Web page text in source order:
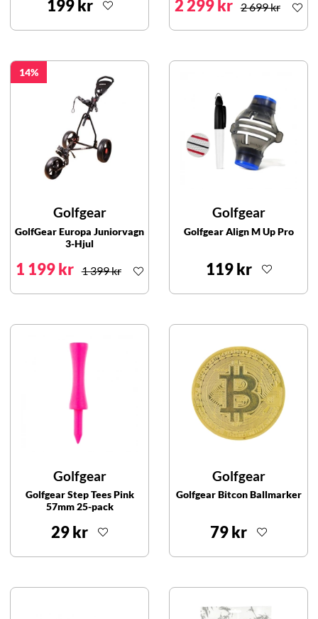
199 kr 2 299 kr 2 699 kr
14
Golfgear
GolfGear Europa Juniorvagn
3-Hjul
1 199 kr 1 399 kr
Golfgear
Golfgear Align M Up Pro
119 kr
Golfgear
Golfgear Step Tees Pink
57mm 25-pack
29 kr
Golfgear
Golfgear Bitcon Ballmarker
79 kr